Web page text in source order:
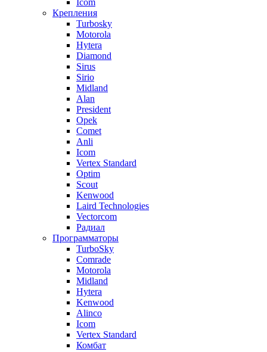
Icom
Крепления
Turbosky
Motorola
Hytera
Diamond
Sirus
Sirio
Midland
Alan
President
Opek
Comet
Anli
Icom
Vertex Standard
Optim
Scout
Kenwood
Laird Technologies
Vectorcom
Радиал
Программаторы
TurboSky
Comrade
Motorola
Midland
Hytera
Kenwood
Alinco
Icom
Vertex Standard
Комбат